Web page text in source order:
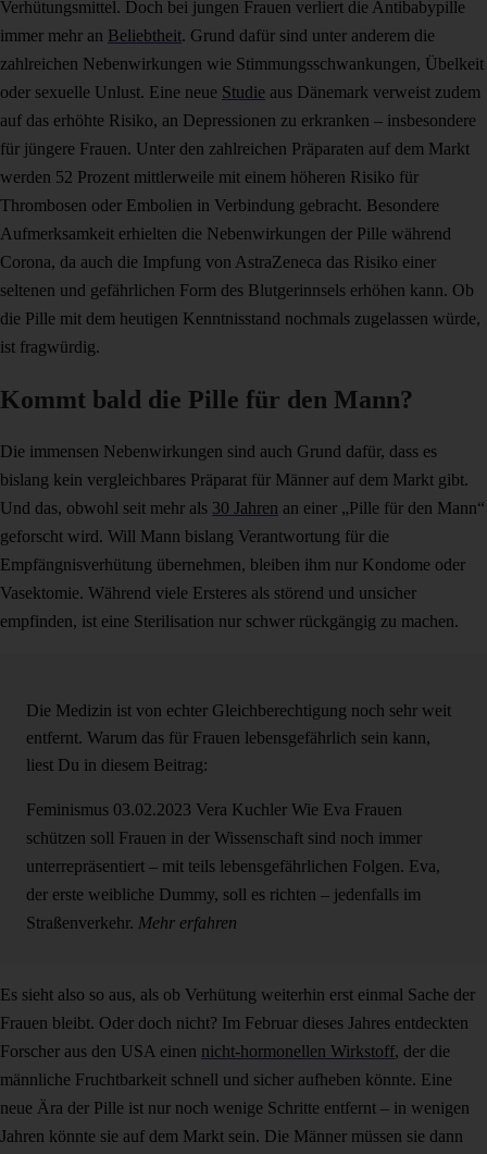
Verhütungsmittel. Doch bei jungen Frauen verliert die Antibabypille
immer mehr an Beliebtheit. Grund dafür sind unter anderem die
zahlreichen Nebenwirkungen wie Stimmungsschwankungen, Übelkeit
oder sexuelle Unlust. Eine neue Studie aus Dänemark verweist zudem
auf das erhöhte Risiko, an Depressionen zu erkranken – insbesondere
für jüngere Frauen. Unter den zahlreichen Präparaten auf dem Markt
werden 52 Prozent mittlerweile mit einem höheren Risiko für
Thrombosen oder Embolien in Verbindung gebracht. Besondere
Aufmerksamkeit erhielten die Nebenwirkungen der Pille während
Corona, da auch die Impfung von AstraZeneca das Risiko einer
seltenen und gefährlichen Form des Blutgerinnsels erhöhen kann. Ob
die Pille mit dem heutigen Kenntnisstand nochmals zugelassen würde,
ist fragwürdig.
Kommt bald die Pille für den Mann?
Die immensen Nebenwirkungen sind auch Grund dafür, dass es
bislang kein vergleichbares Präparat für Männer auf dem Markt gibt.
Und das, obwohl seit mehr als 30 Jahren an einer „Pille für den Mann“
geforscht wird. Will Mann bislang Verantwortung für die
Empfängnisverhütung übernehmen, bleiben ihm nur Kondome oder
Vasektomie. Während viele Ersteres als störend und unsicher
empfinden, ist eine Sterilisation nur schwer rückgängig zu machen.
Die Medizin ist von echter Gleichberechtigung noch sehr weit
entfernt. Warum das für Frauen lebensgefährlich sein kann,
liest Du in diesem Beitrag:
Feminismus 03.02.2023 Vera Kuchler Wie Eva Frauen
schützen soll Frauen in der Wissenschaft sind noch immer
unterrepräsentiert – mit teils lebensgefährlichen Folgen. Eva,
der erste weibliche Dummy, soll es richten – jedenfalls im
Straßenverkehr. Mehr erfahren
Es sieht also so aus, als ob Verhütung weiterhin erst einmal Sache der
Frauen bleibt. Oder doch nicht? Im Februar dieses Jahres entdeckten
Forscher aus den USA einen nicht-hormonellen Wirkstoff, der die
männliche Fruchtbarkeit schnell und sicher aufheben könnte. Eine
neue Ära der Pille ist nur noch wenige Schritte entfernt – in wenigen
Jahren könnte sie auf dem Markt sein. Die Männer müssen sie dann